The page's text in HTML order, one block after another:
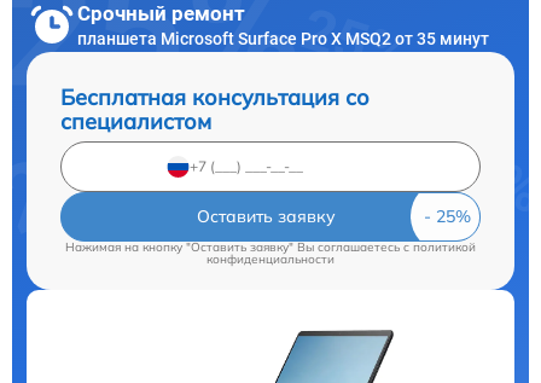
Срочный ремонт
планшета Microsoft Surface Pro X MSQ2 от 35 минут
Бесплатная консультация со
специалистом
Оставить заявку
Нажимая на кнопку "Оставить заявку" Вы соглашаетесь cполитикой
конфиденциальности